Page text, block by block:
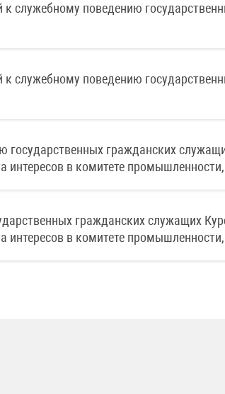
служебному поведению
служебному поведению
гражданских
интересов в комитете
гражданских служащих
в комитете